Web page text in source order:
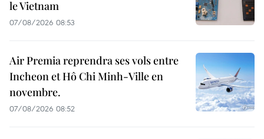
le Vietnam
07/08/2026 08:53
Air Premia reprendra ses vols entre
Incheon et Hô Chi Minh-Ville en
novembre.
07/08/2026 08:52